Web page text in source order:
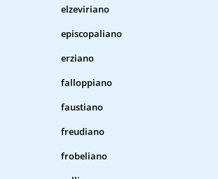
elzeviriano
episcopaliano
erziano
falloppiano
faustiano
freudiano
frobeliano